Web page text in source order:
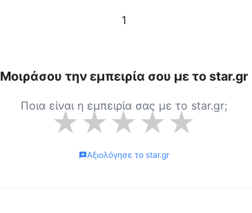
1
Μοιράσου την εμπειρία σου με τοstar.gr
Ποια είναι η εμπειρία σας με το star.gr;
★★★★★
Αξιολόγησε το star.gr